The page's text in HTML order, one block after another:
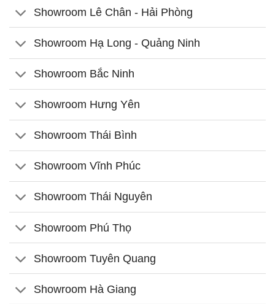
Showroom Lê Chân - Hải Phòng
Showroom Hạ Long - Quảng Ninh
Showroom Bắc Ninh
Showroom Hưng Yên
Showroom Thái Bình
Showroom Vĩnh Phúc
Showroom Thái Nguyên
Showroom Phú Thọ
Showroom Tuyên Quang
Showroom Hà Giang